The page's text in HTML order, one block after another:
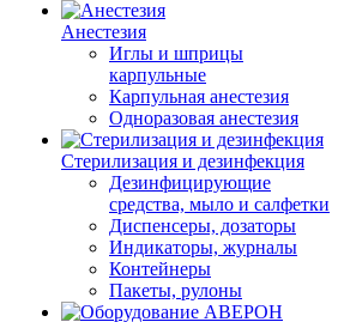
Анестезия
Иглы и шприцы
карпульные
Карпульная анестезия
Одноразовая анестезия
Стерилизация и дезинфекция
Дезинфицирующие
средства, мыло и салфетки
Диспенсеры, дозаторы
Индикаторы, журналы
Контейнеры
Пакеты, рулоны